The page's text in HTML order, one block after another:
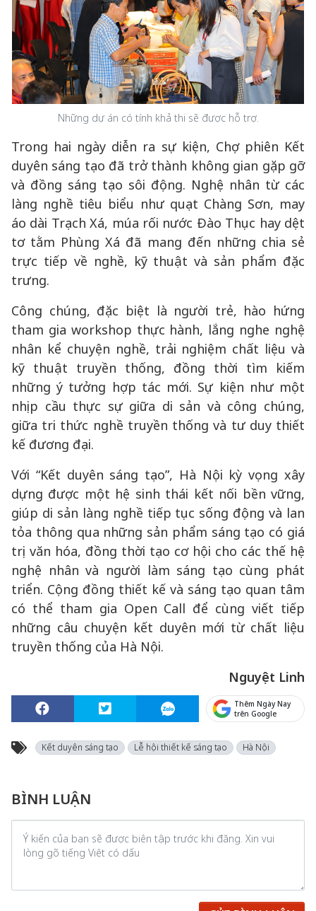
Những dự án có tính khả thi sẽ được hỗ trợ.
Trong hai ngày diễn ra sự kiện, Chợ phiên Kết
duyên sáng tạo đã trở thành không gian gặp gỡ
và đồng sáng tạo sôi động. Nghệ nhân từ các
làng nghề tiêu biểu như quạt Chàng Sơn, may
áo dài Trạch Xá, múa rối nước Đào Thục hay dệt
tơ tằm Phùng Xá đã mang đến những chia sẻ
trực tiếp về nghề, kỹ thuật và sản phẩm đặc
trưng.
Công chúng, đặc biệt là người trẻ, hào hứng
tham gia workshop thực hành, lắng nghe nghệ
nhân kể chuyện nghề, trải nghiệm chất liệu và
kỹ thuật truyền thống, đồng thời tìm kiếm
những ý tưởng hợp tác mới. Sự kiện như một
nhịp cầu thực sự giữa di sản và công chúng,
giữa tri thức nghề truyền thống và tư duy thiết
kế đương đại.
Với “Kết duyên sáng tạo”, Hà Nội kỳ vọng xây
dựng được một hệ sinh thái kết nối bền vững,
giúp di sản làng nghề tiếp tục sống động và lan
tỏa thông qua những sản phẩm sáng tạo có giá
trị văn hóa, đồng thời tạo cơ hội cho các thế hệ
nghệ nhân và người làm sáng tạo cùng phát
triển. Cộng đồng thiết kế và sáng tạo quan tâm
có thể tham gia Open Call để cùng viết tiếp
những câu chuyện kết duyên mới từ chất liệu
truyền thống của Hà Nội.
Nguyệt Linh
Thêm Ngày Nay
trên Google
Kết duyên sáng tạo Lễ hội thiết kế sáng tạo Hà Nội
BÌNH LUẬN